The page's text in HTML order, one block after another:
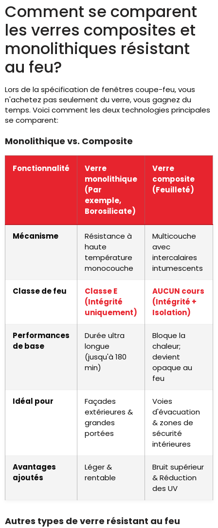
Comment se comparent
les verres composites et
monolithiques résistant
au feu?
Lors de la spécification de fenêtres coupe-feu, vous
n'achetez pas seulement du verre, vous gagnez du
temps. Voici comment les deux technologies principales
se comparent:
Monolithique vs. Composite
Fonctionnalité
Verre
monolithique
(Par
exemple,
Borosilicate)
Verre
composite
(Feuilleté)
Mécanisme
Résistance à
haute
température
monocouche
Multicouche
avec
intercalaires
intumescents
Classe de feu
Classe E
(Intégrité
uniquement)
AUCUN cours
(Intégrité +
Isolation)
Performances
de base
Durée ultra
longue
(jusqu'à 180
min)
Bloque la
chaleur;
devient
opaque au
feu
Idéal pour
Façades
extérieures &
grandes
portées
Voies
d'évacuation
& zones de
sécurité
intérieures
Avantages
ajoutés
Léger &
rentable
Bruit supérieur
& Réduction
des UV
Autres types de verre résistant au feu